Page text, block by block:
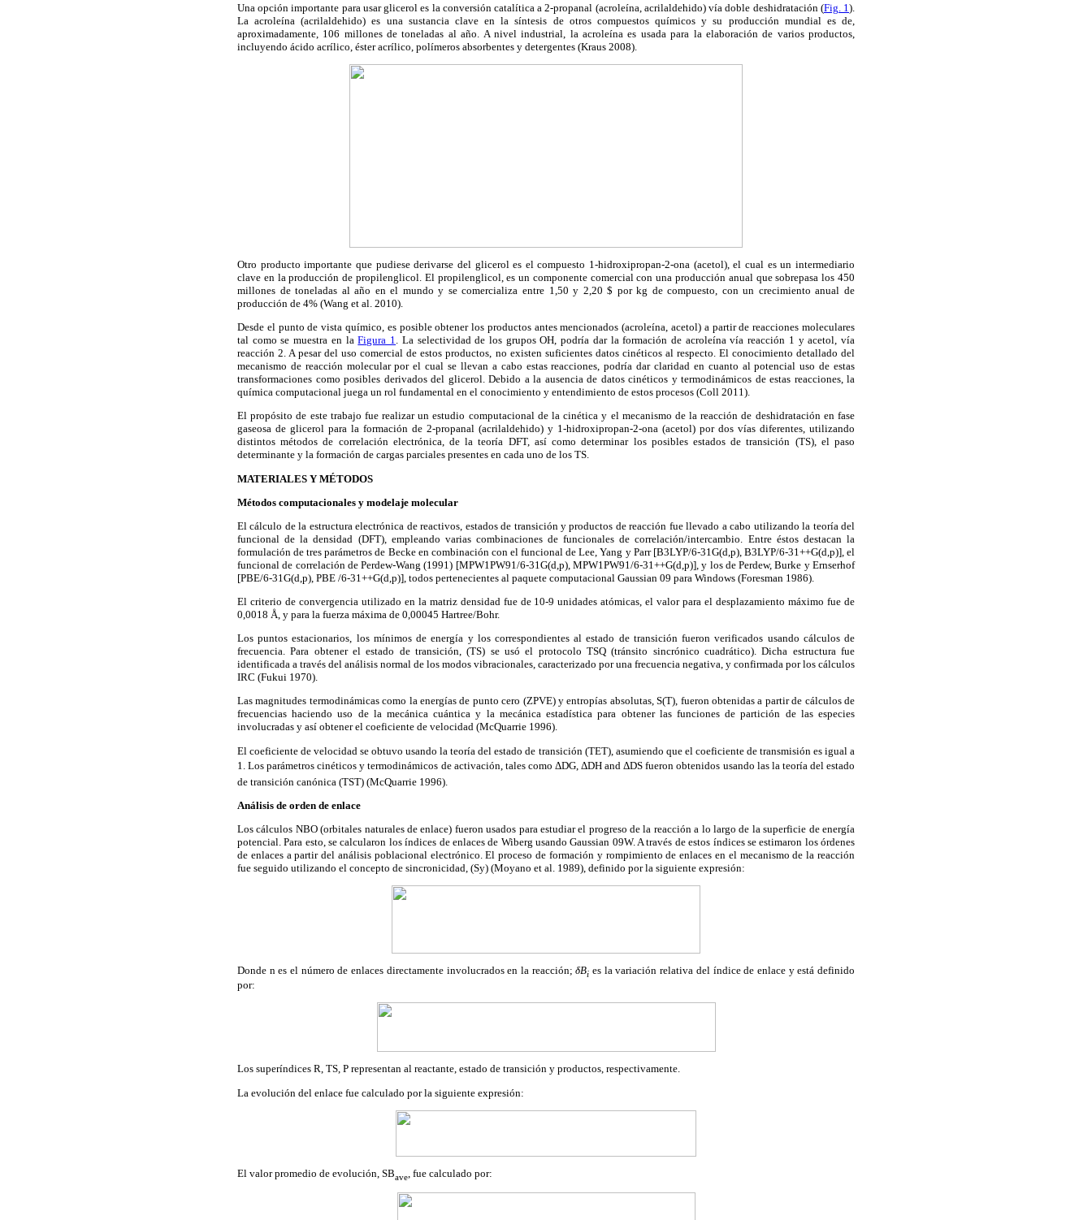
Una opción importante para usar glicerol es la conversión catalítica a 2-propanal (acroleína, acrilaldehido) vía doble deshidratación (Fig. 1).
La acroleína (acrilaldehido) es una sustancia clave en la síntesis de otros compuestos químicos y su producción mundial es de,
aproximadamente, 106 millones de toneladas al año. A nivel industrial, la acroleína es usada para la elaboración de varios productos,
incluyendo ácido acrílico, éster acrílico, polímeros absorbentes y detergentes (Kraus 2008).
Otro producto importante que pudiese derivarse del glicerol es el compuesto 1-hidroxipropan-2-ona (acetol), el cual es un intermediario
clave en la producción de propilenglicol. El propilenglicol, es un componente comercial con una producción anual que sobrepasa los 450
millones de toneladas al año en el mundo y se comercializa entre 1,50 y 2,20 $ por kg de compuesto, con un crecimiento anual de
producción de 4% (Wang et al. 2010).
Desde el punto de vista químico, es posible obtener los productos antes mencionados (acroleína, acetol) a partir de reacciones moleculares
tal como se muestra en laFigura 1. La selectividad de los grupos OH, podría dar la formación de acroleína vía reacción 1 y acetol, vía
reacción 2. A pesar del uso comercial de estos productos, no existen suficientes datos cinéticos al respecto. El conocimiento detallado del
mecanismo de reacción molecular por el cual se llevan a cabo estas reacciones, podría dar claridad en cuanto al potencial uso de estas
transformaciones como posibles derivados del glicerol. Debido a la ausencia de datos cinéticos y termodinámicos de estas reacciones, la
química computacional juega un rol fundamental en el conocimiento y entendimiento de estos procesos (Coll 2011).
El propósito de este trabajo fue realizar un estudio computacional de la cinética y el mecanismo de la reacción de deshidratación en fase
gaseosa de glicerol para la formación de 2-propanal (acrilaldehido) y 1-hidroxipropan-2-ona (acetol) por dos vías diferentes, utilizando
distintos métodos de correlación electrónica, de la teoría DFT, así como determinar los posibles estados de transición (TS), el paso
determinante y la formación de cargas parciales presentes en cada uno de los TS.
MATERIALES Y MÉTODOS
Métodos computacionales y modelaje molecular
El cálculo de la estructura electrónica de reactivos, estados de transición y productos de reacción fue llevado a cabo utilizando la teoría del
funcional de la densidad (DFT), empleando varias combinaciones de funcionales de correlación/intercambio. Entre éstos destacan la
formulación de tres parámetros de Becke en combinación con el funcional de Lee, Yang y Parr [B3LYP/6-31G(d,p), B3LYP/6-31++G(d,p)], el
funcional de correlación de Perdew-Wang (1991) [MPW1PW91/6-31G(d,p), MPW1PW91/6-31++G(d,p)], y los de Perdew, Burke y Ernserhof
[PBE/6-31G(d,p), PBE /6-31++G(d,p)], todos pertenecientes al paquete computacional Gaussian 09 para Windows (Foresman 1986).
El criterio de convergencia utilizado en la matriz densidad fue de 10-9 unidades atómicas, el valor para el desplazamiento máximo fue de
0,0018 Å, y para la fuerza máxima de 0,00045 Hartree/Bohr.
Los puntos estacionarios, los mínimos de energía y los correspondientes al estado de transición fueron verificados usando cálculos de
frecuencia. Para obtener el estado de transición, (TS) se usó el protocolo TSQ (tránsito sincrónico cuadrático). Dicha estructura fue
identificada a través del análisis normal de los modos vibracionales, caracterizado por una frecuencia negativa, y confirmada por los cálculos
IRC (Fukui 1970).
Las magnitudes termodinámicas como la energías de punto cero (ZPVE) y entropías absolutas, S(T), fueron obtenidas a partir de cálculos de
frecuencias haciendo uso de la mecánica cuántica y la mecánica estadística para obtener las funciones de partición de las especies
involucradas y así obtener el coeficiente de velocidad (McQuarrie 1996).
El coeficiente de velocidad se obtuvo usando la teoría del estado de transición (TET), asumiendo que el coeficiente de transmisión es igual a
1. Los parámetros cinéticos y termodinámicos de activación, tales como ΔDG, ΔDH and ΔDS fueron obtenidos usando las la teoría del estado
de transición canónica (TST) (McQuarrie 1996).
Análisis de orden de enlace
Los cálculos NBO (orbitales naturales de enlace) fueron usados para estudiar el progreso de la reacción a lo largo de la superficie de energía
potencial. Para esto, se calcularon los índices de enlaces de Wiberg usando Gaussian 09W. A través de estos índices se estimaron los órdenes
de enlaces a partir del análisis poblacional electrónico. El proceso de formación y rompimiento de enlaces en el mecanismo de la reacción
fue seguido utilizando el concepto de sincronicidad, (Sy) (Moyano et al. 1989), definido por la siguiente expresión:
Donde n es el número de enlaces directamente involucrados en la reacción;δBi es la variación relativa del índice de enlace y está definido
por:
Los superíndices R, TS, P representan al reactante, estado de transición y productos, respectivamente.
La evolución del enlace fue calculado por la siguiente expresión:
El valor promedio de evolución, SBave , fue calculado por: